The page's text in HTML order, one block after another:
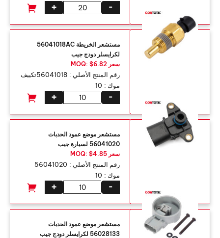
+ -
مستشعر الخريطة 56041018AC
لكرايسلر دودج جيب
سعر MOQ: $6.82
رقم المنتج الأصلي : 56041018تكييف
موك : 10
+ -
مستشعر موضع عمود الحدبات
56041020 لسيارة جيب
سعر MOQ: $4.85
رقم المنتج الأصلي : 56041020
موك : 10
+ -
مستشعر موضع عمود الحدبات
56028133 لكرايسلر دودج جيب